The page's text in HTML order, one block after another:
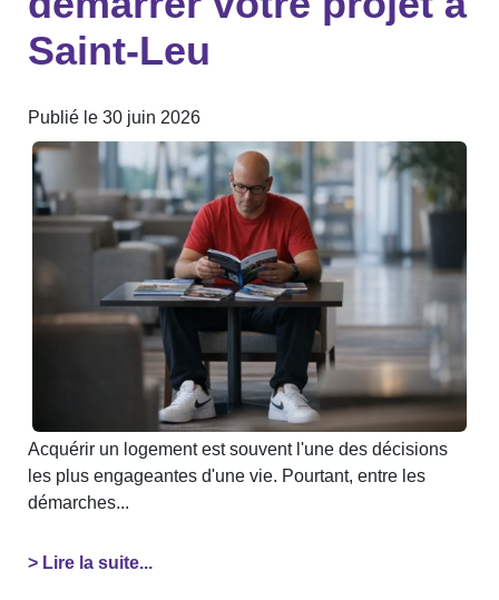
Saint-Leu
Publié le 30 juin 2026
Acquérir un logement est souvent l'une des décisions
les plus engageantes d'une vie. Pourtant, entre les
démarches...
> Lire la suite...